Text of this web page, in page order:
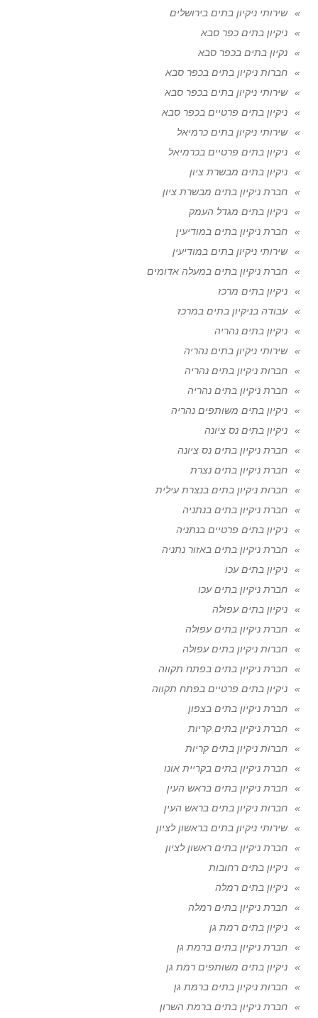
שירותי ניקיון בתים בירושלים
ניקיון בתים כפר סבא
נקיון בתים בכפר סבא
חברות ניקיון בתים בכפר סבא
שירותי ניקיון בתים בכפר סבא
ניקיון בתים פרטיים בכפר סבא
שירותי ניקיון בתים כרמיאל
ניקיון בתים פרטיים בכרמיאל
ניקיון בתים מבשרת ציון
חברת ניקיון בתים מבשרת ציון
ניקיון בתים מגדל העמק
חברת ניקיון בתים במודיעין
שירותי ניקיון בתים במודיעין
חברת ניקיון בתים במעלה אדומים
ניקיון בתים מרכז
עבודה בניקיון בתים במרכז
ניקיון בתים נהריה
שירותי ניקיון בתים נהריה
חברות ניקיון בתים נהריה
חברת ניקיון בתים נהריה
ניקיון בתים משותפים נהריה
ניקיון בתים נס ציונה
חברת ניקיון בתים נס ציונה
חברת ניקיון בתים נצרת
חברות ניקיון בתים בנצרת עילית
חברת ניקיון בתים בנתניה
ניקיון בתים פרטיים בנתניה
חברת ניקיון בתים באזור נתניה
ניקיון בתים עכו
חברת ניקיון בתים עכו
ניקיון בתים עפולה
חברת ניקיון בתים עפולה
חברות ניקיון בתים עפולה
חברת ניקיון בתים בפתח תקווה
ניקיון בתים פרטיים בפתח תקווה
חברת ניקיון בתים בצפון
חברת ניקיון בתים קריות
חברות ניקיון בתים קריות
חברת ניקיון בתים בקריית אונו
חברת ניקיון בתים בראש העין
חברות ניקיון בתים בראש העין
שירותי ניקיון בתים בראשון לציון
חברת ניקיון בתים ראשון לציון
ניקיון בתים רחובות
ניקיון בתים רמלה
חברת ניקיון בתים רמלה
ניקיון בתים רמת גן
חברת ניקיון בתים ברמת גן
ניקיון בתים משותפים רמת גן
חברות ניקיון בתים ברמת גן
חברת ניקיון בתים ברמת השרון